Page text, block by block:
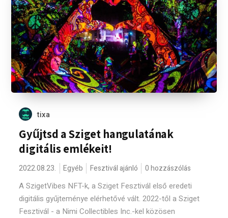
tixa
Gyűjtsd a Sziget hangulatának
digitális emlékeit!
2022.08.23. Egyéb Fesztivál ajánló 0 hozzászólás
A SzigetVibes NFT-k, a Sziget Fesztivál első eredeti
digitális gyűjteménye elérhetővé vált. 2022-től a Sziget
Fesztivál - a Nimi Collectibles Inc.-kel közösen